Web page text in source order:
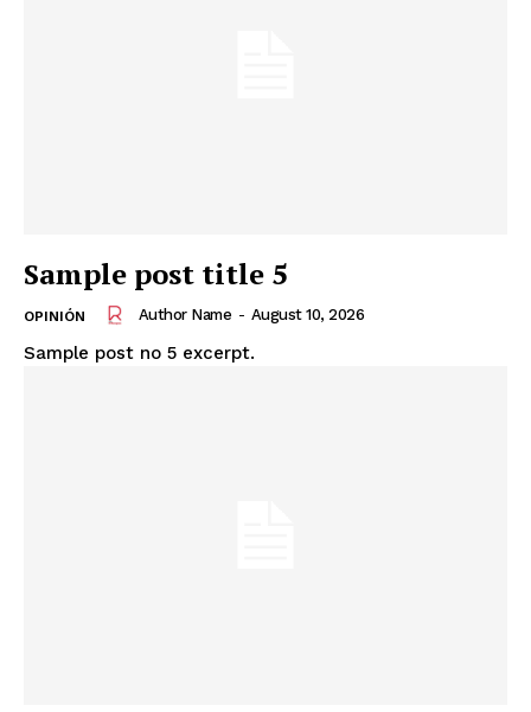
Sample post title 5
OPINIÓN Author Name - August 10, 2026
Sample post no 5 excerpt.